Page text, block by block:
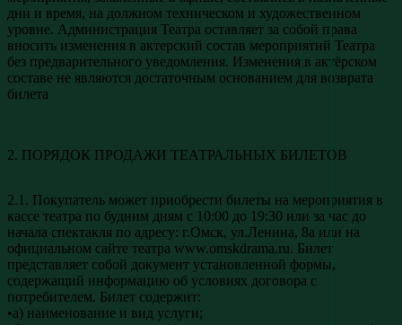
дни и время, на должном техническом и художественном
уровне. Администрация Театра оставляет за собой права
вносить изменения в актерский состав мероприятий Театра
без предварительного уведомления. Изменения в актёрском
составе не являются достаточным основанием для возврата
билета
2. ПОРЯДОК ПРОДАЖИ ТЕАТРАЛЬНЫХ БИЛЕТОВ
2.1. Покупатель может приобрести билеты на мероприятия в
кассе театра по будним дням с 10:00 до 19:30 или за час до
начала спектакля по адресу: г.Омск, ул.Ленина, 8а или на
официальном сайте театра www.omskdrama.ru. Билет
представляет собой документ установленной формы,
содержащий информацию об условиях договора с
потребителем. Билет содержит:
•а) наименование и вид услуги;